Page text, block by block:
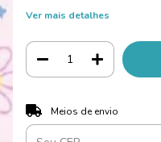
Ver mais detalhes
Entregas para o CEP:
Meios de envio